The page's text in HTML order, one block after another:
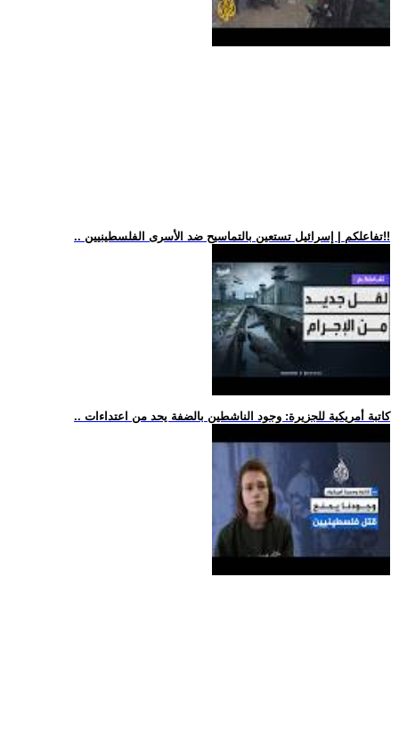
.. تفاعلكم | إسرائيل تستعين بالتماسيح ضد الأسرى الفلسطينيين!!
.. كاتبة أمريكية للجزيرة: وجود الناشطين بالضفة يحد من اعتداءات